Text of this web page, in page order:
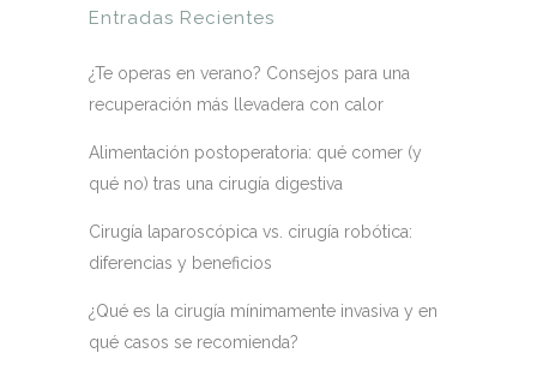
Entradas Recientes
¿Te operas en verano? Consejos para una
recuperación más llevadera con calor
Alimentación postoperatoria: qué comer (y
qué no) tras una cirugía digestiva
Cirugía laparoscópica vs. cirugía robótica:
diferencias y beneficios
¿Qué es la cirugía mínimamente invasiva y en
qué casos se recomienda?